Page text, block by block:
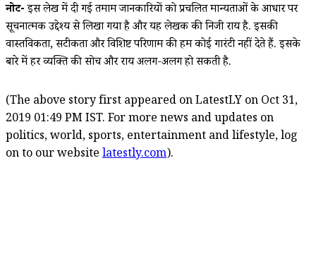
नोट-इस लेख में दी गई तमाम जानकारियों को प्रचलित मान्यताओं के आधार पर
सूचनात्मक उद्देश्य से लिखा गया है और यह लेखक की निजी राय है. इसकी
वास्तविकता, सटीकता और विशिष्ट परिणाम की हम कोई गारंटी नहीं देते हैं. इसके
बारे में हर व्यक्ति की सोच और राय अलग-अलग हो सकती है.
(The above story first appeared on LatestLY on Oct 31,
2019 01:49 PM IST. For more news and updates on
politics, world, sports, entertainment and lifestyle, log
on to our website latestly.com).